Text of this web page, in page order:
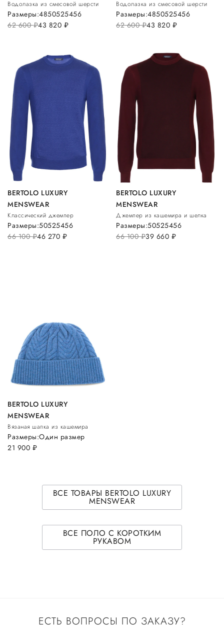
Водолазка из смесовой шерсти
62 600руб.43 820 руб.
Размеры:4850525456
Водолазка из смесовой шерсти
62 600руб.43 820 руб.
Размеры:4850525456
BERTOLO LUXURY
MENSWEAR
Классический джемпер
66 100руб.46 270 руб.
Размеры:50525456
BERTOLO LUXURY
MENSWEAR
Джемпер из кашемира и шелка
66 100руб.39 660 руб.
Размеры:50525456
BERTOLO LUXURY
MENSWEAR
Вязаная шапка из кашемира
21 900 руб.
Размеры:Один размер
ВСЕ ТОВАРЫ BERTOLO LUXURY
MENSWEAR
ВСЕ ПОЛО С КОРОТКИМ
РУКАВОМ
ЕСТЬ ВОПРОСЫ ПО ЗАКАЗУ?